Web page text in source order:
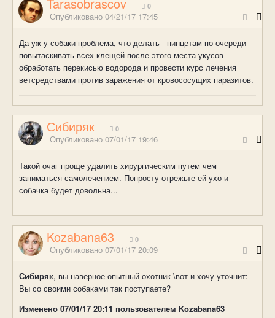
0
Опубликовано 04/21/17 17:45
Да уж у собаки проблема, что делать - пинцетам по очереди
повытаскивать всех клещей после этого места укусов
обработать перекисью водорода и провести курс лечения
ветсредствами против заражения от кровососущих паразитов.
Сибиряк 0
Опубликовано 07/01/17 19:46
Такой очаг проще удалить хирургическим путем чем
заниматься самолечением. Попросту отрежьте ей ухо и
собачка будет довольна...
Kozabana63 0
Опубликовано 07/01/17 20:09
Сибиряк, вы наверное опытный охотник \вот и хочу уточнит:-
Вы со своими собаками так поступаете?
Изменено 07/01/17 20:11 пользователем Kozabana63